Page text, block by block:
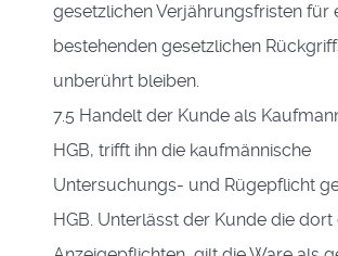
gesetzlichen Verjährungsfristen für
bestehenden gesetzlichen
unberührt bleiben.
7.5 Handelt der Kunde als
HGB, trifft ihn die kaufmännische
Untersuchungs- und Rügepflicht
HGB. Unterlässt der Kunde die